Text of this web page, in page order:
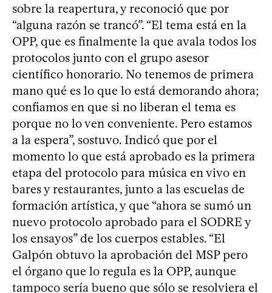
sobre la reapertura, y reconoció que por
“alguna razón se trancó”. “El tema está en la
OPP, que es finalmente la que avala todos los
protocolos junto con el grupo asesor
científico honorario. No tenemos de primera
mano qué es lo que lo está demorando ahora;
confiamos en que si no liberan el tema es
porque no lo ven conveniente. Pero estamos
a la espera”, sostuvo. Indicó que por el
momento lo que está aprobado es la primera
etapa del protocolo para música en vivo en
bares y restaurantes, junto a las escuelas de
formación artística, y que “ahora se sumó un
nuevo protocolo aprobado para el SODRE y
los ensayos” de los cuerpos estables. “El
Galpón obtuvo la aprobación del MSP pero
el órgano que lo regula es la OPP, aunque
tampoco sería bueno que sólo se resolviera el